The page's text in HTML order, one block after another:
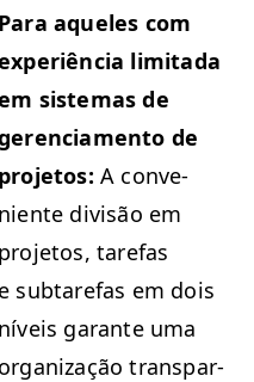
Para aque­les com
lim­i­ta­da
sis­temas de
de
pro­je­tos: A con­ve­
niente divisão em
pro­je­tos, tare­fas
e subtare­fas em dois
níveis garante uma
orga­ni­za­ção trans­par­